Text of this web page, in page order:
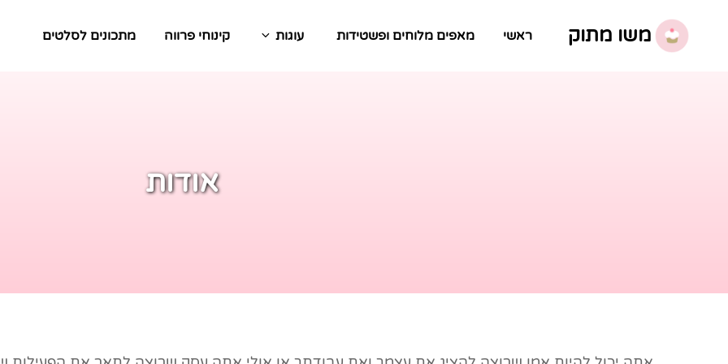
משו מתוק ראשי מאפים מלוחים ופשטידות עוגות קינוחי פרווה מתכונים לסלטים
אודות